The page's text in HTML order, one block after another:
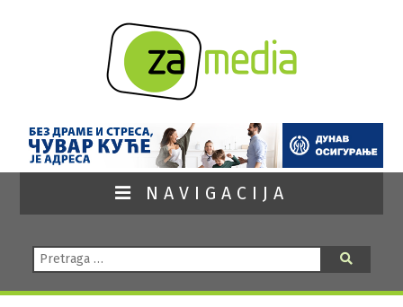
NAVIGACIJA
Pretraga: